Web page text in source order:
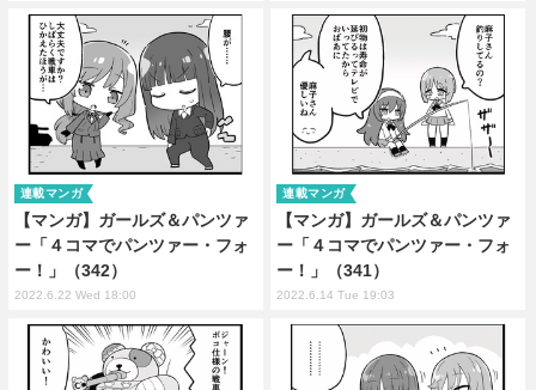
【マンガ】ガールズ＆パンツァ
ー「４コマでパンツァー・フォ
ー！」（342）
連載マンガ
2022.6.22 Wed 18:00
【マンガ】ガールズ＆パンツァ
ー「４コマでパンツァー・フォ
ー！」（341）
連載マンガ
2022.6.14 Tue 19:03